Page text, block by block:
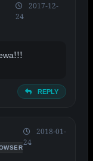
2017-12-
24
REPLY
2018-01-
24